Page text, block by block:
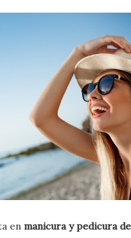
en manicura y pedicura